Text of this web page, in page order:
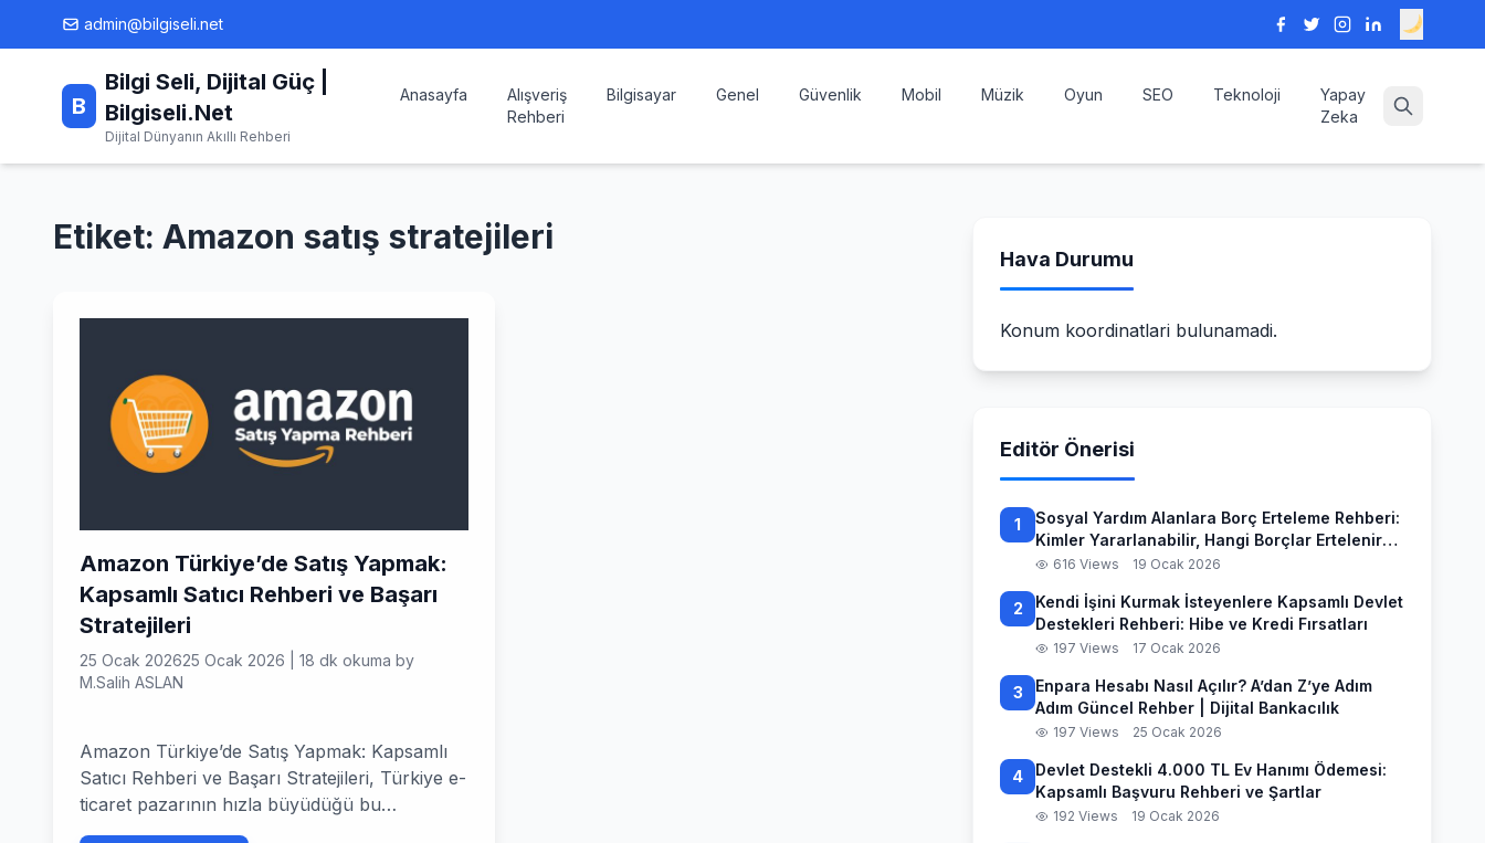
admin@bilgiseli.net
B
Bilgi Seli, Dijital Güç |
Bilgiseli.Net
Dijital Dünyanın Akıllı Rehberi
Anasayfa
Alışveriş
Rehberi
Bilgisayar Genel Güvenlik Mobil Müzik Oyun SEO Teknoloji
Yapay
Zeka
Etiket: Amazon satış stratejileri
Amazon Türkiye’de Satış Yapmak:
Kapsamlı Satıcı Rehberi ve Başarı
Stratejileri
25 Ocak 202625 Ocak 2026 18 dk okuma by
M.Salih ASLAN
Amazon Türkiye’de Satış Yapmak: Kapsamlı
Satıcı Rehberi ve Başarı Stratejileri, Türkiye e-
ticaret pazarının hızla büyüdüğü bu
dönemde, Amazon Türkiye, satıcılar için
Hava Durumu
Konum koordinatlari bulunamadi.
Editör Önerisi
1
Sosyal Yardım Alanlara Borç Erteleme Rehberi:
Kimler Yararlanabilir, Hangi Borçlar Ertelenir
ve Başvuru Süreci
616 Views 19 Ocak 2026
2
Kendi İşini Kurmak İsteyenlere Kapsamlı Devlet
Destekleri Rehberi: Hibe ve Kredi Fırsatları
197 Views 17 Ocak 2026
3
Enpara Hesabı Nasıl Açılır? A’dan Z’ye Adım
Adım Güncel Rehber | Dijital Bankacılık
197 Views 25 Ocak 2026
4
Devlet Destekli 4.000 TL Ev Hanımı Ödemesi:
Kapsamlı Başvuru Rehberi ve Şartlar
192 Views 19 Ocak 2026